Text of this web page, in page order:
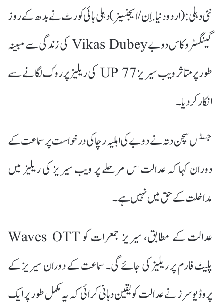
نئی دہلی:(اردودنیا.اِن/ایجنسیز) دہلی ہائی کورٹ نے بدھ کے روز
گینگسٹر وکاس دوبے Vikas Dubey کی زندگی سے مبینہ
طور پر متاثر ویب سیریز UP 77 کی ریلیز پر روک لگانے سے
انکار کر دیا۔
جسٹس سچن دتہ نے دوبے کی اہلیہ رچا کی درخواست پر سماعت کے
دوران کہا کہ عدالت اس مرحلے پر ویب سیریز کی ریلیز میں
مداخلت کے حق میں نہیں ہے۔
عدالت کے مطابق، سیریز جمعرات کو Waves OTT
پلیٹ فارم پر ریلیز کی جائے گی۔ سماعت کے دوران سیریز کے
پروڈیوسرز نے عدالت کو یقین دہانی کرائی کہ یہ مکمل طور پر ایک